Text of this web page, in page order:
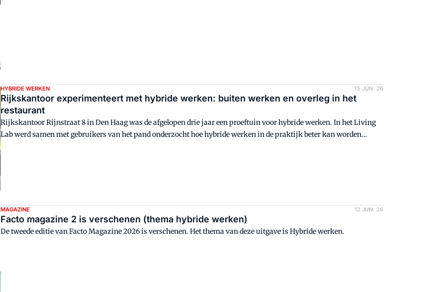
HYBRIDE WERKEN 15 JUN. 26
Rijkskantoor experimenteert met hybride werken: buiten werken en overleg in het
restaurant
Rijkskantoor Rijnstraat 8 in Den Haag was de afgelopen drie jaar een proeftuin voor hybride werken. In het Living
Lab werd samen met gebruikers van het pand onderzocht hoe hybride werken in de praktijk beter kan worden
MAGAZINE 12 JUN. 26
Facto magazine 2 is verschenen (thema hybride werken)
De tweede editie van Facto Magazine 2026 is verschenen. Het thema van deze uitgave is Hybride werken.